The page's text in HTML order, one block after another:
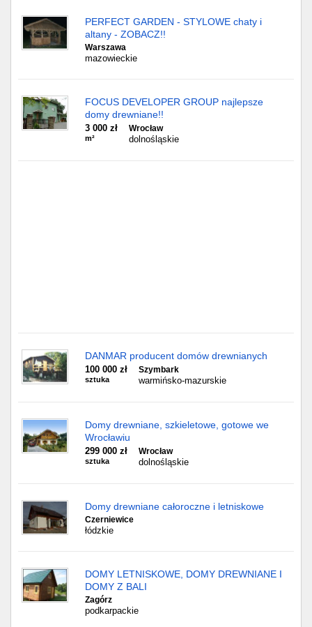
PERFECT GARDEN - STYLOWE chaty i
altany - ZOBACZ!!
Warszawa
mazowieckie
FOCUS DEVELOPER GROUP najlepsze
domy drewniane!!
3 000 zł
m²
Wrocław
dolnośląskie
DANMAR producent domów drewnianych
100 000 zł
sztuka
Szymbark
warmińsko-mazurskie
Domy drewniane, szkieletowe, gotowe we
Wrocławiu
299 000 zł
sztuka
Wrocław
dolnośląskie
Domy drewniane całoroczne i letniskowe
Czerniewice
łódzkie
DOMY LETNISKOWE, DOMY DREWNIANE I
DOMY Z BALI
Zagórz
podkarpackie
Częstochowa
Olsztyn
Sosnowiec